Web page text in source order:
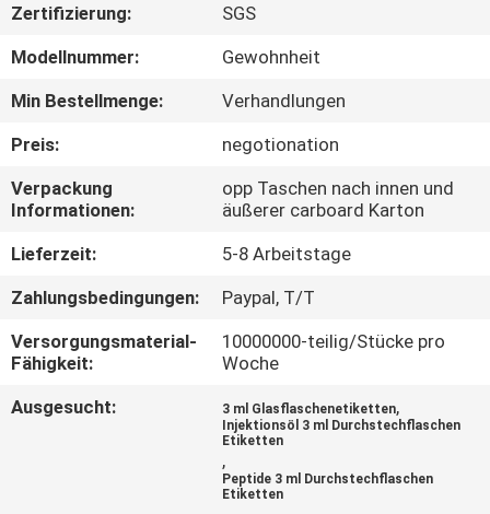
FABRIK-
AUSFLUG
QUALITÄTSKONTROLLE
TRETEN
SIE
MIT
IN
VERBINDUNG
Zertifizierung:
SGS
Modellnummer:
Gewohnheit
Min Bestellmenge:
Verhandlungen
Preis:
negotionation
Verpackung
Informationen:
opp Taschen nach innen und
äußerer carboard Karton
Lieferzeit:
5-8 Arbeitstage
Zahlungsbedingungen:
Paypal, T/T
Versorgungsmaterial-
Fähigkeit:
10000000-teilig/Stücke pro
Woche
Ausgesucht:
3 ml Glasflaschenetiketten,
Injektionsöl 3 ml Durchstechflaschen
Etiketten
,
Peptide 3 ml Durchstechflaschen
Etiketten